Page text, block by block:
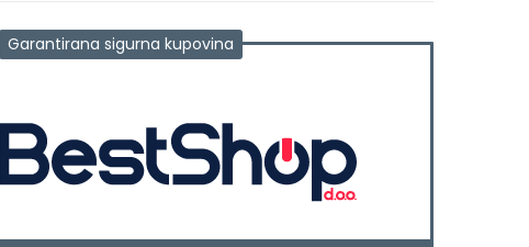
Garantirana sigurna kupovina